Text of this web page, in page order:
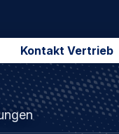
Kontakt Vertrieb
Unsere
Lösungen